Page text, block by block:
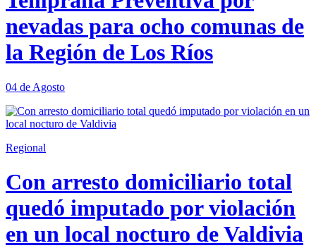
nevadas para ocho comunas de
la Región de Los Ríos
04 de Agosto
Regional
Con arresto domiciliario total
quedó imputado por violación
en un local nocturo de Valdivia